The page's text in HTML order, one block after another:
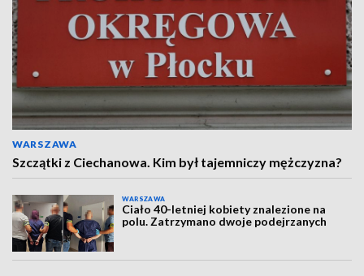
WARSZAWA
Szczątki z Ciechanowa. Kim był tajemniczy mężczyzna?
WARSZAWA
Ciało 40-letniej kobiety znalezione na
polu. Zatrzymano dwoje podejrzanych